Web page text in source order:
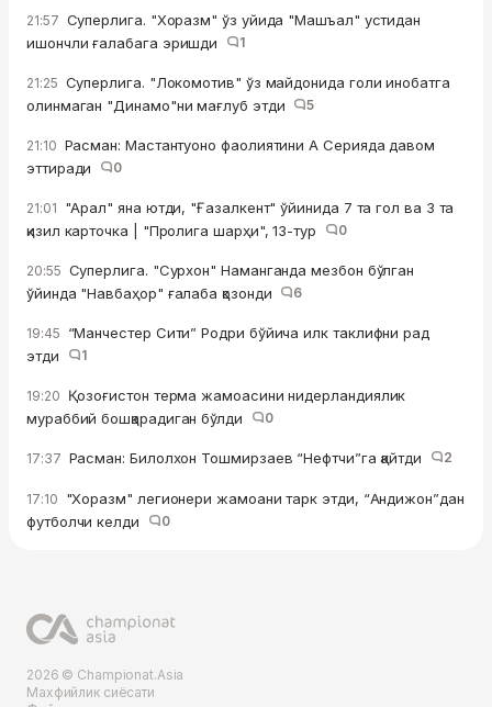
21:57 Суперлига. "Хоразм" ўз уйида "Машъал" устидан
ишончли ғалабага эришди
1
21:25 Суперлига. "Локомотив" ўз майдонида голи инобатга
олинмаган "Динамо"ни мағлуб этди
5
21:10 Расман: Мастантуоно фаолиятини А Серияда давом
эттиради
0
21:01 "Арал" яна ютди, "Ғазалкент" ўйинида 7 та гол ва 3 та
қизил карточка | "Пролига шарҳи", 13-тур
0
20:55 Суперлига. "Сурхон" Наманганда мезбон бўлган
ўйинда "Навбаҳор" ғалаба қозонди
6
19:45 “Манчестер Сити” Родри бўйича илк таклифни рад
этди
1
19:20 Қозоғистон терма жамоасини нидерландиялик
мураббий бошқарадиган бўлди
0
17:37 Расман: Билолхон Тошмирзаев “Нефтчи”га қайтди 2
17:10 "Хоразм" легионери жамоани тарк этди, “Андижон”дан
футболчи келди
0
2026 © Championat.Asia
Махфийлик сиёсати